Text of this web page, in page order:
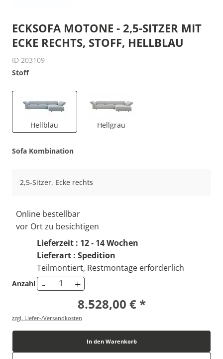
ECKSOFA MOTONE - 2,5-SITZER MIT
ECKE RECHTS, STOFF, HELLBLAU
ID 203109
Stoff
Hellblau Hellgrau
Sofa Kombination
2,5-Sitzer, Ecke rechts
Online bestellbar
vor Ort zu besichtigen
Lieferzeit : 12 - 14 Wochen
Lieferart : Spedition
Teilmontiert, Restmontage erforderlich
Anzahl - +
8.528,00 € *
zzgl. Liefer-/Versandkosten
In den Warenkorb